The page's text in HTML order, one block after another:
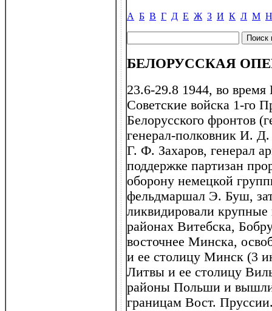
А Б В Г Д Е Ж З И К Л М Н
БЕЛОРУССКАЯ
23.6-29.8 1944, во
Советские войска 1-го
Белорусского фронтов
генерал-полковник И.
Г. Ф. Захаров, генерал
поддержке партизан
оборону немецкой
фельдмаршал Э. Буш,
ликвидировали
районах Витебска,
восточнее Минска,
и ее столицу Минск (3
Литвы и ее столицу
районы Польши и
границам Вост.